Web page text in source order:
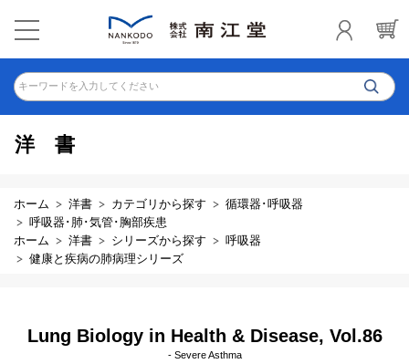
キーワードを入力してください
洋書
ホーム 洋書 カテゴリから探す
循環器･呼吸器
呼吸器･肺･気管･胸部疾患
ホーム
洋書 シリーズから探す
呼吸器
健康と疾病の肺病理シリーズ
Lung Biology in Health & Disease, Vol.86
- Severe Asthma